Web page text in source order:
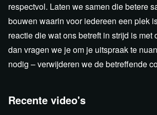
respectvol. Laten we samen die betere
bouwen waarin voor iedereen een plek
reactie die wat ons betreft in strijd is met
dan vragen we je om je uitspraak te
nodig – verwijderen we de betreffende
Recente video's